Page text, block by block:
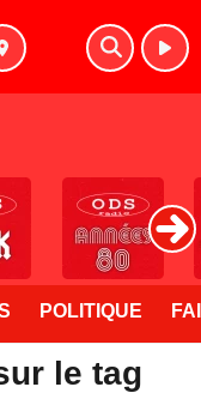
POLITIQUE
le tag